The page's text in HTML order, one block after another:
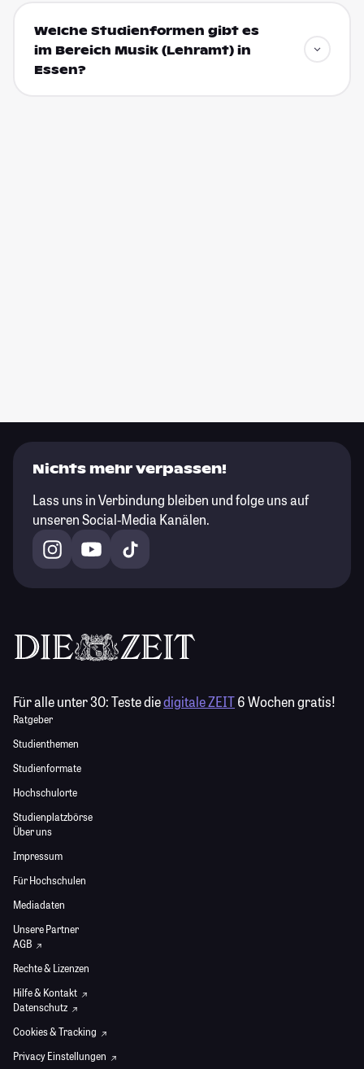
Welche Studienformen gibt es
im Bereich Musik (Lehramt) in
Essen?
Nichts mehr verpassen!
Lass uns in Verbindung bleiben und folge uns auf
unseren Social-Media Kanälen.
Für alle unter 30:Teste diedigitale ZEIT6 Wochen gratis!
Ratgeber
Studienthemen
Studienformate
Hochschulorte
Studienplatzbörse
Über uns
Impressum
Für Hochschulen
Mediadaten
Unsere Partner
AGB
Rechte & Lizenzen
Hilfe & Kontakt
Datenschutz
Cookies & Tracking
Privacy Einstellungen